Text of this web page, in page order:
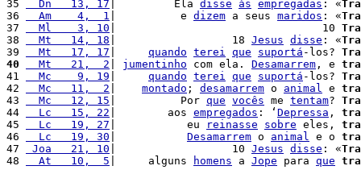
35
  Dn   13, 17
|         Ela disse às empregadas : «
36
  Am    4,  1
|          e dizem a seus maridos : «
37
  Ml    3, 10
|                                10
38
  Mt   14, 18
|                  18 Jesus disse : «
39
  Mt   17, 17
quando terei que suportá -los?
40
  Mt   21,  2
jumentinho com ela. Desamarrem , e
41
  Mc    9, 19
quando terei que suportá -los?
42
  Mc   11,  2
montado ; desamarrem o animal e
43
  Mc   12, 15
|          Por que vocês me tentam?
44
  Lc   15, 22
|        aos empregados : ‘ Depressa ,
45
  Lc   19, 27
|           eu reinasse sobre eles,
46
  Lc   19, 30
Desamarrem o animal e o
47
Joa   21, 10 |                  10 Jesus disse : «
48
  At   10,  5
|     alguns homens a Jope para que